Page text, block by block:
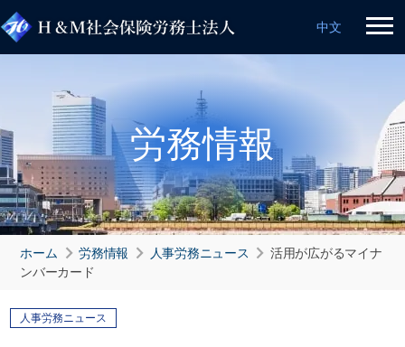
中文
労務情報
ホーム 労務情報 人事労務ニュース
活用が広がるマイナ
ンバーカード
人事労務ニュース